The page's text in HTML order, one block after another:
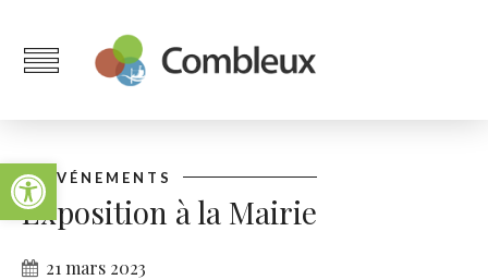
Ouvrir la barre d’outils
ÉVÉNEMENTS
Exposition à la Mairie
21 mars 2023